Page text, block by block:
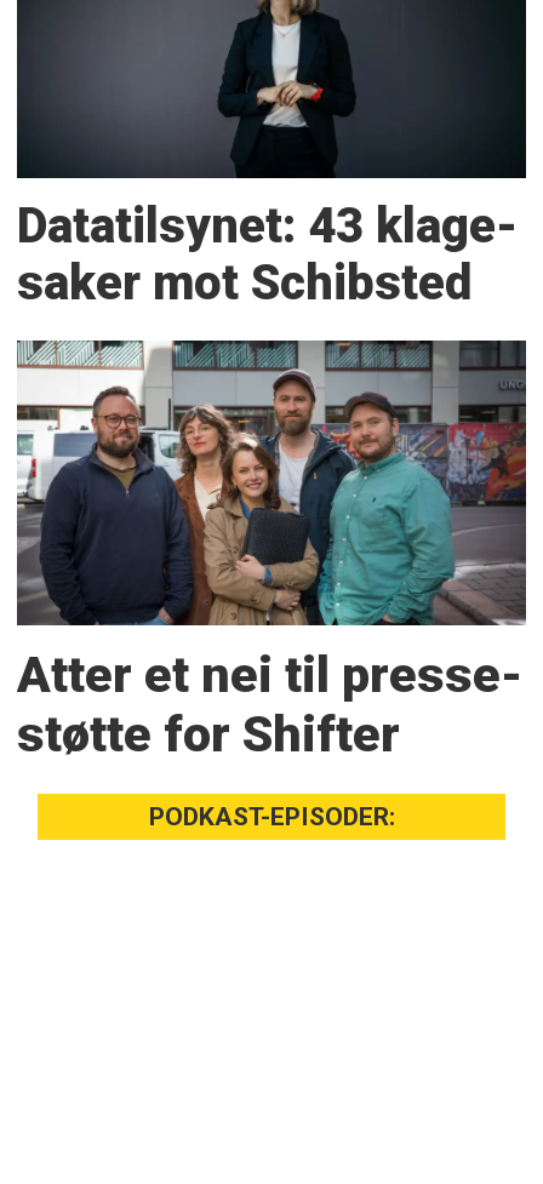
Datatilsynet: 43 klage­
saker mot Schibsted
Atter et nei til presse­
støtte for Shifter
PODKAST-EPISODER: